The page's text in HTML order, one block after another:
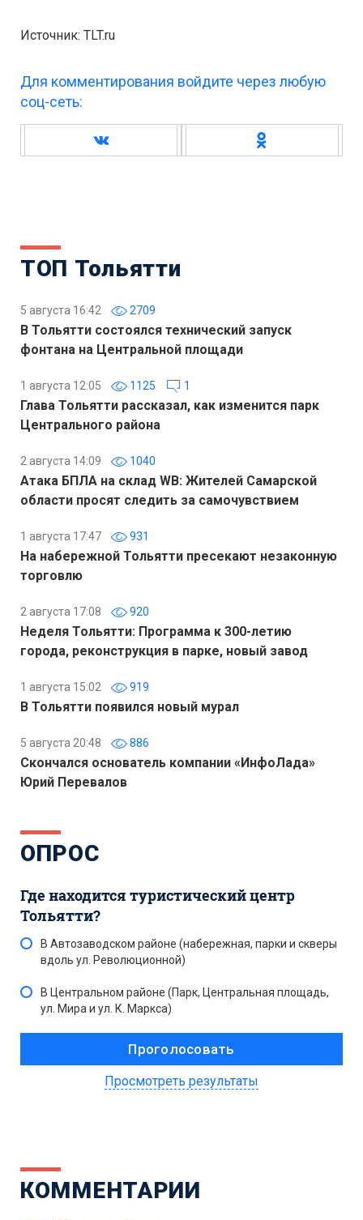
Источник: TLT.ru
Для комментирования войдите через любую
соц-сеть:
ТОП Тольятти
5 августа 16:42 2709
В Тольятти состоялся технический запуск
фонтана на Центральной площади
1 августа 12:05 1125 1
Глава Тольятти рассказал, как изменится парк
Центрального района
2 августа 14:09 1040
Атака БПЛА на склад WB: Жителей Самарской
области просят следить за самочувствием
1 августа 17:47 931
На набережной Тольятти пресекают незаконную
торговлю
2 августа 17:08 920
Неделя Тольятти: Программа к 300-летию
города, реконструкция в парке, новый завод
1 августа 15:02 919
В Тольятти появился новый мурал
5 августа 20:48 886
Скончался основатель компании «ИнфоЛада»
Юрий Перевалов
ОПРОС
Где находится туристический центр
Тольятти?
В Автозаводском районе (набережная, парки и скверы
вдоль ул. Революционной)
В Центральном районе (Парк, Центральная площадь,
ул. Мира и ул. К. Маркса)
Просмотреть результаты
КОММЕНТАРИИ